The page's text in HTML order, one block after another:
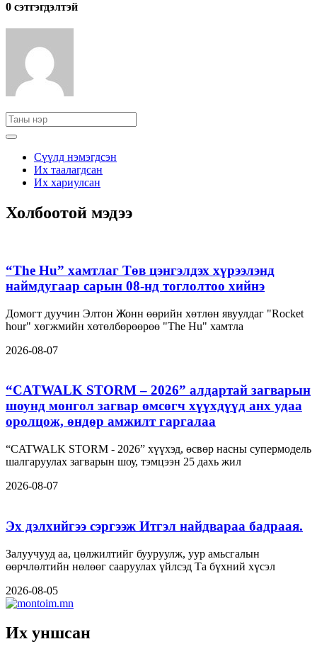
0 cэтгэгдэлтэй
Сүүлд нэмэгдсэн
Их таалагдсан
Их хариулсан
Холбоотой мэдээ
“The Hu” хамтлаг Төв цэнгэлдэх хүрээлэнд
наймдугаар сарын 08-нд тоглолтоо хийнэ
Домогт дуучин Элтон Жонн өөрийн хөтлөн явуулдаг "Rocket
hour" хөгжмийн хөтөлбөрөөрөө "The Hu" хамтла
2026-08-07
“CATWALK STORM – 2026” алдартай загварын
шоунд монгол загвар өмсөгч хүүхдүүд анх удаа
оролцож, өндөр амжилт гаргалаа
“CATWALK STORM - 2026” хүүхэд, өсвөр насны супермодель
шалгаруулах загварын шоу, тэмцээн 25 дахь жил
2026-08-07
Эх дэлхийгээ сэргээж Итгэл найдвараа бадраая.
Залуучууд аа, цөлжилтийг бууруулж, уур амьсгалын
өөрчлөлтийн нөлөөг сааруулах үйлсэд Та бүхний хүсэл
2026-08-05
Их уншсан